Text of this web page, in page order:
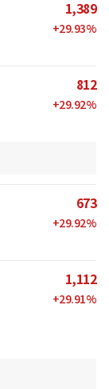
1,389
+29.93%
812
+29.92%
673
+29.92%
1,112
+29.91%